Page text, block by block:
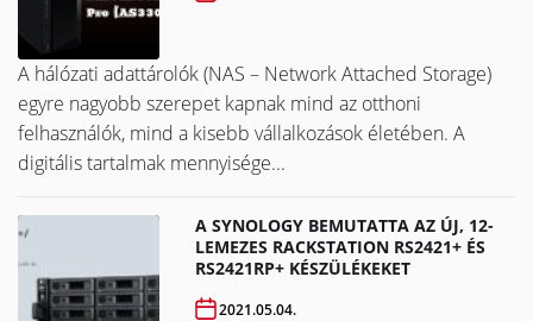
A hálózati adattárolók (NAS – Network Attached Storage)
egyre nagyobb szerepet kapnak mind az otthoni
felhasználók, mind a kisebb vállalkozások életében. A
digitális tartalmak mennyisége...
A SYNOLOGY BEMUTATTA AZ ÚJ, 12-
LEMEZES RACKSTATION RS2421+ ÉS
RS2421RP+ KÉSZÜLÉKEKET
2021.05.04.